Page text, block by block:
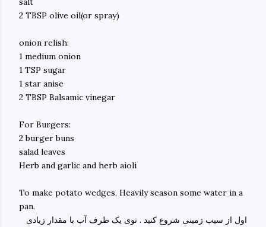
2 TBSP olive oil(or spray)
onion relish:
1 medium onion
1 TSP sugar
1 star anise
2 TBSP Balsamic vinegar
For Burgers:
2 burger buns
salad leaves
Herb and garlic and herb aioli
To make potato wedges, Heavily season some water in a
pan.
اول از سیب زمینی شروع کنید . توی یک ظرف آب با مقدار زیادی